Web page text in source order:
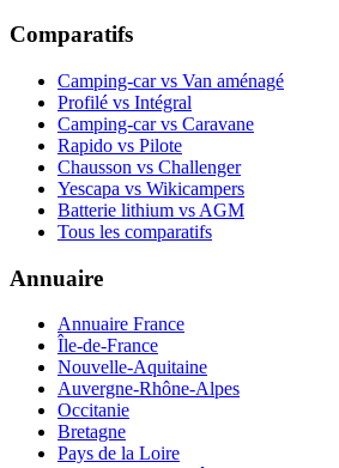
Comparatifs
Camping-car vs Van aménagé
Profilé vs Intégral
Camping-car vs Caravane
Rapido vs Pilote
Chausson vs Challenger
Yescapa vs Wikicampers
Batterie lithium vs AGM
Tous les comparatifs
Annuaire
Annuaire France
Île-de-France
Nouvelle-Aquitaine
Auvergne-Rhône-Alpes
Occitanie
Bretagne
Pays de la Loire